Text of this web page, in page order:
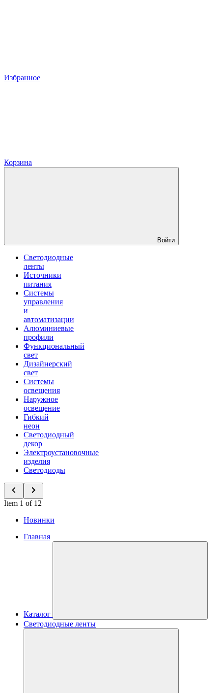
Избранное
Корзина
Войти
Светодиодные
ленты
Источники
питания
Системы
управления
и
автоматизации
Алюминиевые
профили
Функциональный
свет
Дизайнерский
свет
Системы
освещения
Наружное
освещение
Гибкий
неон
Светодиодный
декор
Электроустановочные
изделия
Светодиоды
Item 1 of 12
Новинки
Главная
Каталог
Светодиодные ленты